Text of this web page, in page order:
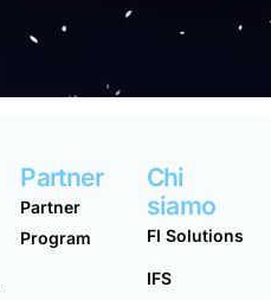
Partner
Partner
Program
Chi
siamo
FI Solutions
IFS